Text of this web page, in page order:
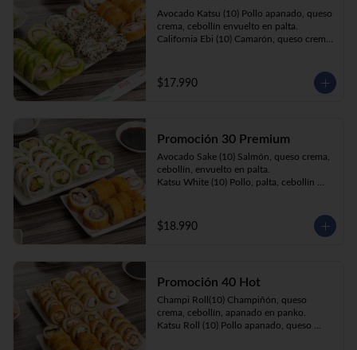
crema envuelto en panko.
Avocado Katsu (10) Pollo apanado, queso
crema, cebollín envuelto en palta.
California Ebi (10) Camarón, queso crema,
crema, cebollín, apanado en panko.
$17.990
Promoción 30 Premium
Avocado Sake (10) Salmón, queso crema,
cebollín, envuelto en palta.
Katsu White (10) Pollo, palta, cebollín
cebollín, apanado en panko.
$18.990
Promoción 40 Hot
Champi Roll(10) Champiñón, queso
crema, cebollín, apanado en panko.
Katsu Roll (10) Pollo apanado, queso